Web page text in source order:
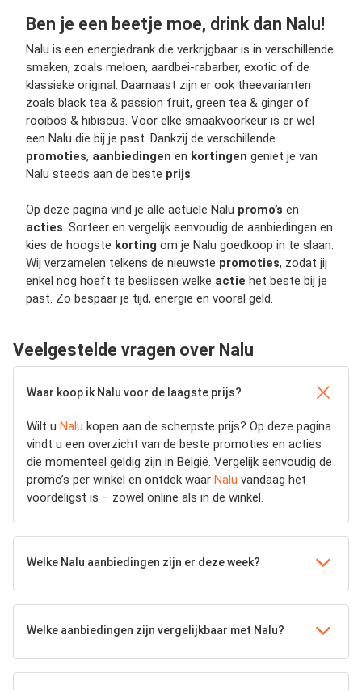
Ben je een beetje moe, drink dan Nalu!
Nalu is een energiedrank die verkrijgbaar is in verschillende
smaken, zoals meloen, aardbei-rabarber, exotic of de
klassieke original. Daarnaast zijn er ook theevarianten
zoals black tea & passion fruit, green tea & ginger of
rooibos & hibiscus. Voor elke smaakvoorkeur is er wel
een Nalu die bij je past. Dankzij de verschillende
promoties, aanbiedingen en kortingen geniet je van
Nalu steeds aan de beste prijs
Op deze pagina vind je alle actuele Nalu promo’s en
acties . Sorteer en vergelijk eenvoudig de aanbiedingen en
kies de hoogste korting om je Nalu goedkoop in te slaan.
Wij verzamelen telkens de nieuwste promoties, zodat jij
enkel nog hoeft te beslissen welke actie het beste bij je
past. Zo bespaar je tijd, energie en vooral geld.
Veelgestelde vragen over Nalu
Waar koop ik Nalu voor de laagste prijs?
Wilt u Nalu kopen aan de scherpste prijs? Op deze pagina
vindt u een overzicht van de beste promoties en acties
die momenteel geldig zijn in België. Vergelijk eenvoudig de
promo’s per winkel en ontdek waar Nalu vandaag het
voordeligst is – zowel online als in de winkel.
Welke Nalu aanbiedingen zijn er deze week?
Welke aanbiedingen zijn vergelijkbaar met Nalu?